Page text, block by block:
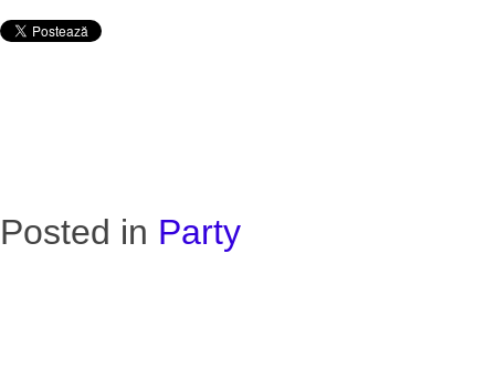
Posted in Party